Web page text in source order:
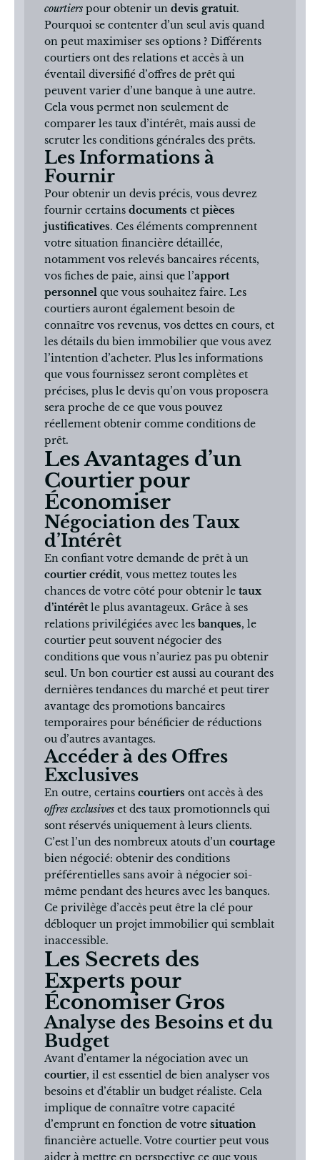
courtiers pour obtenir un devis gratuit.
Pourquoi se contenter d’un seul avis quand
on peut maximiser ses options ? Différents
courtiers ont des relations et accès à un
éventail diversifié d’offres de prêt qui
peuvent varier d’une banque à une autre.
Cela vous permet non seulement de
comparer les taux d’intérêt, mais aussi de
scruter les conditions générales des prêts.
Les Informations à
Fournir
Pour obtenir un devis précis, vous devrez
fournir certains documents et pièces
justificatives. Ces éléments comprennent
votre situation financière détaillée,
notamment vos relevés bancaires récents,
vos fiches de paie, ainsi que l’apport
personnel que vous souhaitez faire. Les
courtiers auront également besoin de
connaître vos revenus, vos dettes en cours, et
les détails du bien immobilier que vous avez
l’intention d’acheter. Plus les informations
que vous fournissez seront complètes et
précises, plus le devis qu’on vous proposera
sera proche de ce que vous pouvez
réellement obtenir comme conditions de
prêt.
Les Avantages d’un
Courtier pour
Économiser
Négociation des Taux
d’Intérêt
En confiant votre demande de prêt à un
courtier crédit, vous mettez toutes les
chances de votre côté pour obtenir le taux
d’intérêt le plus avantageux. Grâce à ses
relations privilégiées avec les banques, le
courtier peut souvent négocier des
conditions que vous n’auriez pas pu obtenir
seul. Un bon courtier est aussi au courant des
dernières tendances du marché et peut tirer
avantage des promotions bancaires
temporaires pour bénéficier de réductions
ou d’autres avantages.
Accéder à des Offres
Exclusives
En outre, certains courtiers ont accès à des
offres exclusives et des taux promotionnels qui
sont réservés uniquement à leurs clients.
C’est l’un des nombreux atouts d’un courtage
bien négocié: obtenir des conditions
préférentielles sans avoir à négocier soi-
même pendant des heures avec les banques.
Ce privilège d’accès peut être la clé pour
débloquer un projet immobilier qui semblait
inaccessible.
Les Secrets des
Experts pour
Économiser Gros
Analyse des Besoins et du
Budget
Avant d’entamer la négociation avec un
courtier, il est essentiel de bien analyser vos
besoins et d’établir un budget réaliste. Cela
implique de connaître votre capacité
d’emprunt en fonction de votre situation
financière actuelle. Votre courtier peut vous
aider à mettre en perspective ce que vous